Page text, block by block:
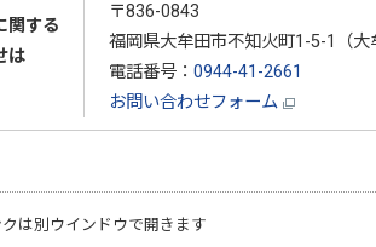
関する
は
〒836-0843
福岡県大牟田市不知火町1-5-1（大
電話番号： 0944-41-2661
お問い合わせフォーム
は別ウインドウで開きます